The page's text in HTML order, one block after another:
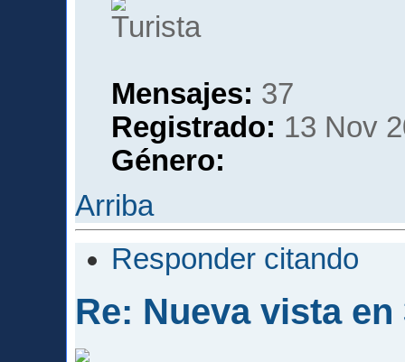
Mensajes: 37
Registrado: 13 Nov
Género:
Arriba
Responder citando
Re: Nueva vista